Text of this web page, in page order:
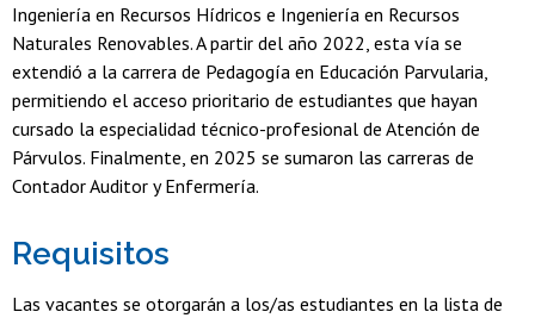
Ingeniería en Recursos Hídricos e Ingeniería en Recursos
Naturales Renovables. A partir del año 2022, esta vía se
extendió a la carrera de Pedagogía en Educación Parvularia,
permitiendo el acceso prioritario de estudiantes que hayan
cursado la especialidad técnico-profesional de Atención de
Párvulos. Finalmente, en 2025 se sumaron las carreras de
Contador Auditor y Enfermería.
Requisitos
Las vacantes se otorgarán a los/as estudiantes en la lista de